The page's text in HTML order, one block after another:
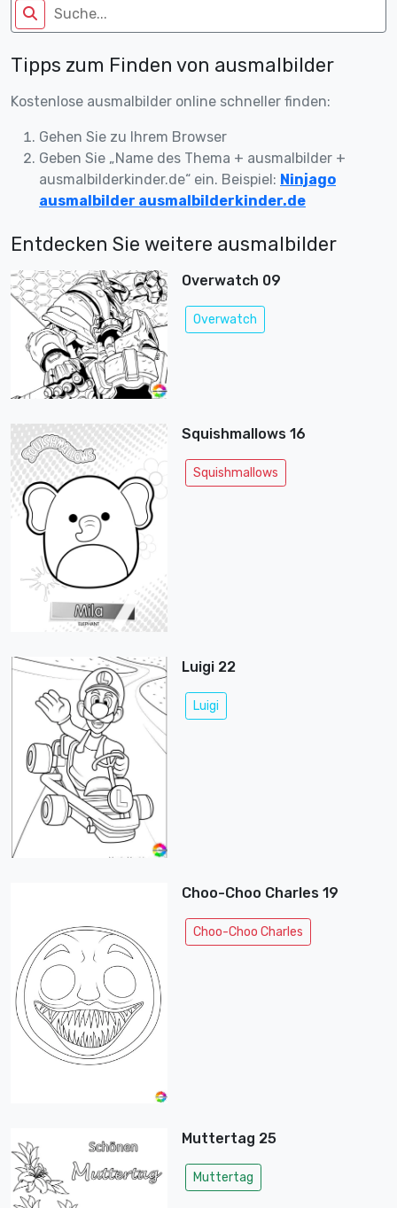
Tipps zum Finden von ausmalbilder
Kostenlose ausmalbilder online schneller finden:
Gehen Sie zu Ihrem Browser
Geben Sie „Name des Thema + ausmalbilder +
ausmalbilderkinder.de“ ein. Beispiel: Ninjago
ausmalbilder ausmalbilderkinder.de
Entdecken Sie weitere ausmalbilder
Overwatch 09
Overwatch
Squishmallows 16
Squishmallows
Luigi 22
Luigi
Choo-Choo Charles 19
Choo-Choo Charles
Muttertag 25
Muttertag